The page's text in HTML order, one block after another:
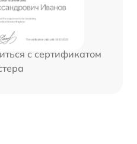
с сертификатом